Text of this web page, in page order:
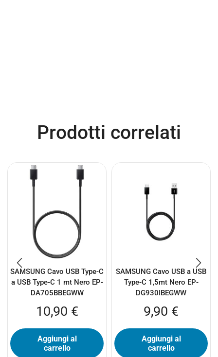
Prodotti correlati
SAMSUNG Cavo USB Type-C
a USB Type-C 1 mt Nero EP-
DA705BBEGWW
10,90 €
Aggiungi al
carrello
SAMSUNG Cavo USB a USB
Type-C 1,5mt Nero EP-
DG930IBEGWW
9,90 €
Aggiungi al
carrello